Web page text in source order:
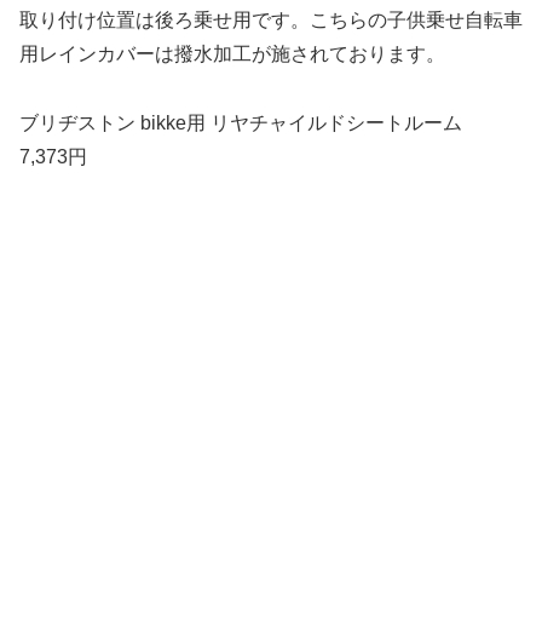
取り付け位置は後ろ乗せ用です。こちらの子供乗せ自転車
用レインカバーは撥水加工が施されております。
ブリヂストン bikke用 リヤチャイルドシートルーム
7,373円